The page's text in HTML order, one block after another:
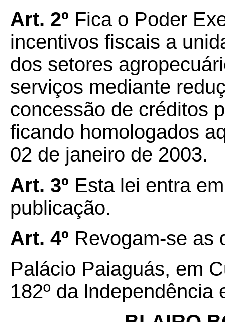
Art. 2º Fica o Poder
incentivos fiscais a
dos setores
serviços mediante
concessão de créditos
ficando homologados
02 de janeiro de 2003.
Art. 3º Esta lei entra
publicação.
Art. 4º Revogam-se as
Palácio Paiaguás, em
182º da lndependência